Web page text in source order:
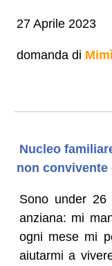
27 Aprile 2023
domanda di Mimì
Nucleo
non
Sono under
anziana: mi
ogni mese mi
aiutarmi a